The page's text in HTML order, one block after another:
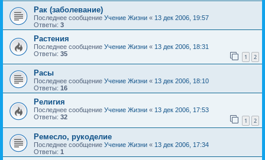
Рак (заболевание)
Последнее сообщение Учение Жизни « 13 дек 2006, 19:57
Ответы: 3
Растения
Последнее сообщение Учение Жизни « 13 дек 2006, 18:31
Ответы: 35 1 2
Расы
Последнее сообщение Учение Жизни « 13 дек 2006, 18:10
Ответы: 16
Религия
Последнее сообщение Учение Жизни « 13 дек 2006, 17:53
Ответы: 32 1 2
Ремесло, рукоделие
Последнее сообщение Учение Жизни « 13 дек 2006, 17:34
Ответы: 1